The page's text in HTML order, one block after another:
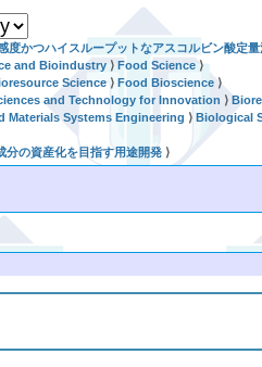
度かつハイスループットなアスコルビン酸定
and Bioindustry ⟩Food Science ⟩
Science ⟩Food Bioscience⟩
and Technology for Innovation ⟩
Materials Systems Engineering ⟩Biological
分の資産化を目指す用途開発 ⟩